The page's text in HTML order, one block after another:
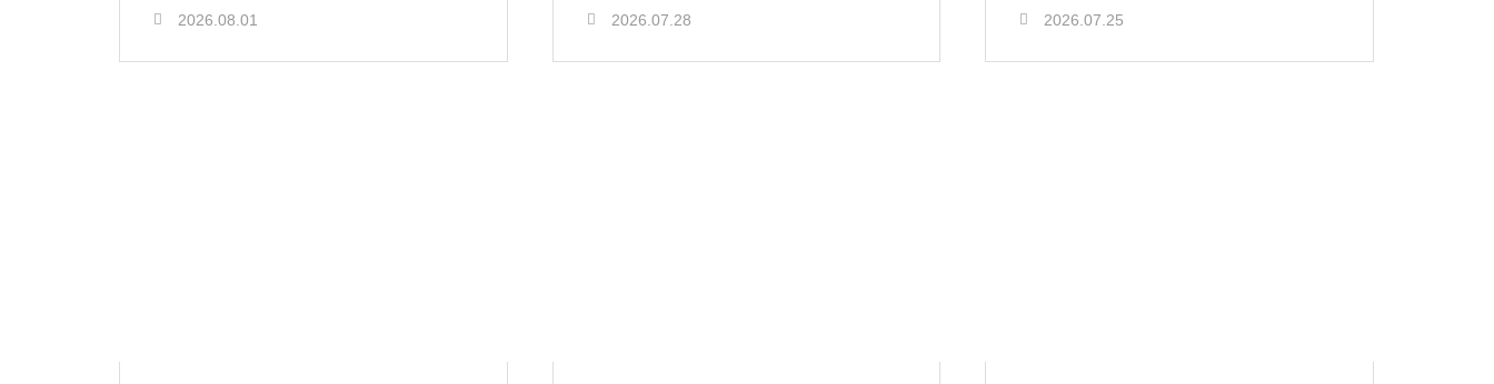
2026.08.01 2026.07.28 2026.07.25